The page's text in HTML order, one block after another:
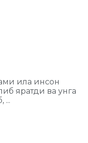
ила инсон
яратди ва унга
...